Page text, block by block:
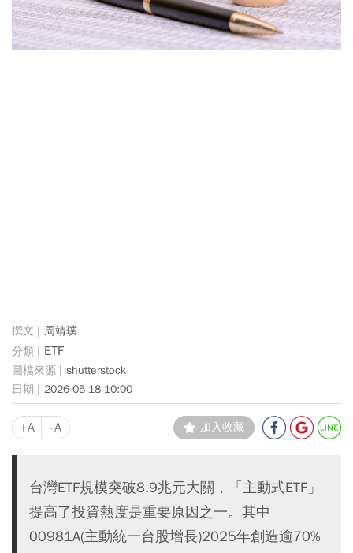
周靖璞
ETF
shutterstock
2026-05-18 10:00
+A -A 加入收藏
台灣ETF規模突破8.9兆元大關，「主動式ETF」
提高了投資熱度是重要原因之一。其中
00981A(主動統一台股增長)2025年創造逾70%